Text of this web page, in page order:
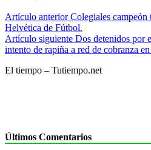
Artículo anterior Colegiales
Helvética de Fútbol.
Artículo siguiente Dos detenidos por
intento de rapiña a red de cobranza
El tiempo – Tutiempo.net
Últimos Comentarios